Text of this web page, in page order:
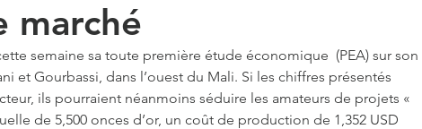
marché
semaine sa toute première étude économique  (PEA) sur son
et Gourbassi, dans l’ouest du Mali. Si les chiffres présentés
ils pourraient néanmoins séduire les amateurs de projets «
de 5,500 onces d’or, un coût de production de 1,352 USD